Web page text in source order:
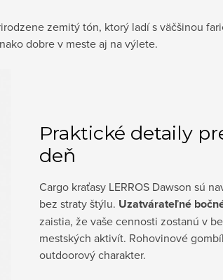
zemitý tón, ktorý ladí s väčšinou
dobre v meste aj na výlete.
Praktické detaily
deň
Cargo kraťasy LERROS Dawson sú
bez straty štýlu. Uzatvárateľné
zaistia, že vaše cennosti zostanú v
mestských aktivít. Rohovinové
outdoorový charakter.